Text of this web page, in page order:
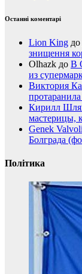
Останні коментарі
Lion King до
знищення
Olhazk до В
из
Виктория
Кирилл
мастерицы,
Genek
Болграда
Політика